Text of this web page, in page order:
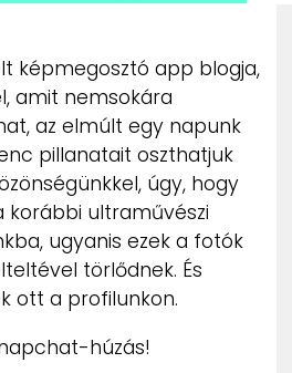
ARCHÍVUM
ADATKEZELÉSI TÁJÉKOZTATÓ
képmegosztó app blogja,
amit nemsokára
az elmúlt egy napunk
pillanatait oszthatjuk
úgy, hogy
korábbi ultraművészi
ugyanis ezek a fotók
törlődnek. És
ott a profilunkon.
húzás!